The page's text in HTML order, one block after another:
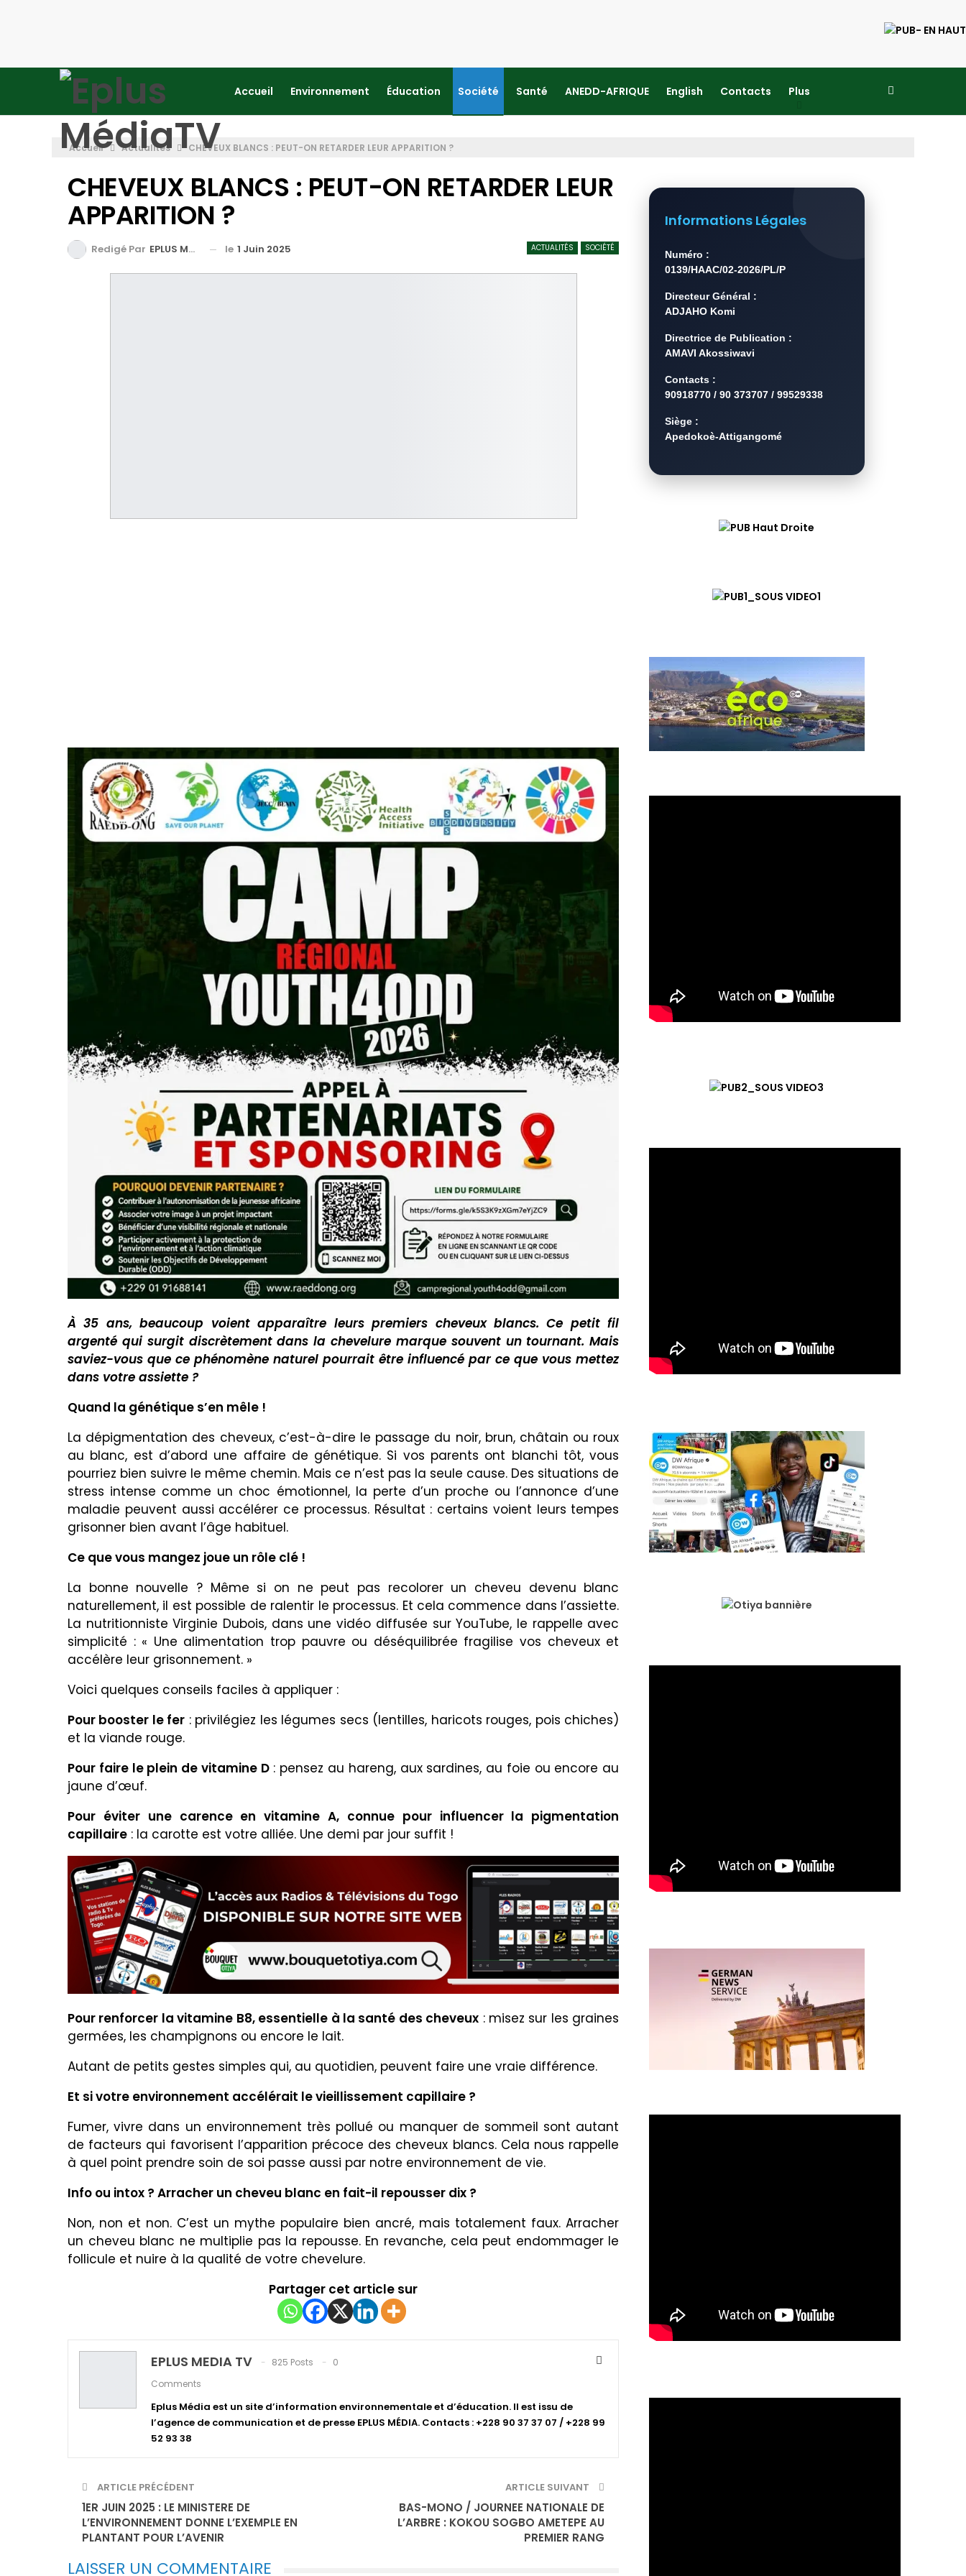
Accueil Environnement Éducation Société Santé ANEDD-AFRIQUE English Contacts Plus
Accueil Actualités CHEVEUX BLANCS : PEUT-ON RETARDER LEUR APPARITION ?
CHEVEUX BLANCS : PEUT-ON RETARDER LEUR
APPARITION ?
ACTUALITÉS SOCIÉTÉ
Redigé Par EPLUS MEDIA TV le 1 Juin 2025
À 35 ans, beaucoup voient apparaître leurs premiers cheveux blancs. Ce petit fil
argenté qui surgit discrètement dans la chevelure marque souvent un tournant. Mais
saviez-vous que ce phénomène naturel pourrait être influencé par ce que vous mettez
dans votre assiette ?
Quand la génétique s’en mêle !
La dépigmentation des cheveux, c’est-à-dire le passage du noir, brun, châtain ou roux
au blanc, est d’abord une affaire de génétique. Si vos parents ont blanchi tôt, vous
pourriez bien suivre le même chemin. Mais ce n’est pas la seule cause. Des situations de
stress intense comme un choc émotionnel, la perte d’un proche ou l’annonce d’une
maladie peuvent aussi accélérer ce processus. Résultat : certains voient leurs tempes
grisonner bien avant l’âge habituel.
Ce que vous mangez joue un rôle clé !
La bonne nouvelle ? Même si on ne peut pas recolorer un cheveu devenu blanc
naturellement, il est possible de ralentir le processus. Et cela commence dans l’assiette.
La nutritionniste Virginie Dubois, dans une vidéo diffusée sur YouTube, le rappelle avec
simplicité : « Une alimentation trop pauvre ou déséquilibrée fragilise vos cheveux et
accélère leur grisonnement. »
Voici quelques conseils faciles à appliquer :
Pour booster le fer : privilégiez les légumes secs (lentilles, haricots rouges, pois chiches)
et la viande rouge.
Pour faire le plein de vitamine D: pensez au hareng, aux sardines, au foie ou encore au
jaune d’œuf.
Pour éviter une carence en vitamine A, connue pour influencer la pigmentation
capillaire : la carotte est votre alliée. Une demi par jour suffit !
Pour renforcer la vitamine B8, essentielle à la santé des cheveux : misez sur les graines
germées, les champignons ou encore le lait.
Autant de petits gestes simples qui, au quotidien, peuvent faire une vraie différence.
Et si votre environnement accélérait le vieillissement capillaire ?
Fumer, vivre dans un environnement très pollué ou manquer de sommeil sont autant
de facteurs qui favorisent l’apparition précoce des cheveux blancs. Cela nous rappelle
à quel point prendre soin de soi passe aussi par notre environnement de vie.
Info ou intox ? Arracher un cheveu blanc en fait-il repousser dix ?
Non, non et non. C’est un mythe populaire bien ancré, mais totalement faux. Arracher
un cheveu blanc ne multiplie pas la repousse. En revanche, cela peut endommager le
follicule et nuire à la qualité de votre chevelure.
Partager cet article sur
EPLUS MEDIA TV 825 Posts
0
Comments
Eplus Média est un site d’information environnementale et d’éducation. Il est issu de
l’agence de communication et de presse EPLUS MÉDIA. Contacts : +228 90 37 37 07 / +228 99
52 93 38
ARTICLE PRÉCÉDENT
1ER JUIN 2025 : LE MINISTERE DE
L’ENVIRONNEMENT DONNE L’EXEMPLE EN
PLANTANT POUR L’AVENIR
ARTICLE SUIVANT
BAS-MONO / JOURNEE NATIONALE DE
L’ARBRE : KOKOU SOGBO AMETEPE AU
PREMIER RANG
LAISSER UN COMMENTAIRE
Informations Légales
Numéro :
0139/HAAC/02-2026/PL/P
Directeur Général :
ADJAHO Komi
Directrice de Publication :
AMAVI Akossiwavi
Contacts :
90918770 / 90 373707 / 99529338
Siège :
Apedokoè-Attigangomé